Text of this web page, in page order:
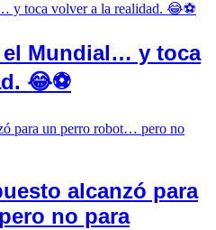
el Mundial… y toca
😂⚽
alcanzó para
no para